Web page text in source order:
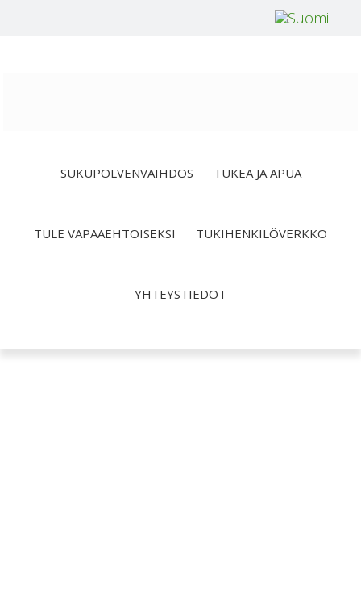
SUKUPOLVENVAIHDOS TUKEA JA APUA
TULE VAPAAEHTOISEKSI TUKIHENKILÖVERKKO
YHTEYSTIEDOT